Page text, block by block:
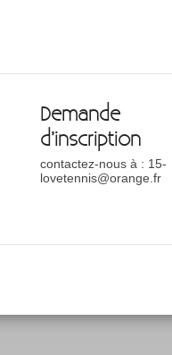
Demande
d’inscription
contactez-nous à : 15-
lovetennis@orange.fr